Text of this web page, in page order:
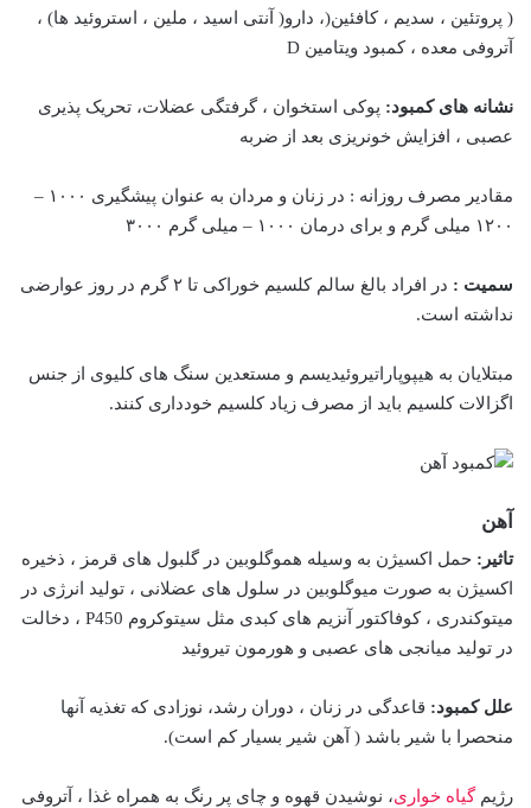
( پروتئین ، سدیم ، کافئین(، دارو( آنتی اسید ، ملین ، استروئید ها) ،
آتروفی معده ، کمبود ویتامین D
نشانه های کمبود: پوکی استخوان ، گرفتگی عضلات، تحریک پذیری
عصبی ، افزایش خونریزی بعد از ضربه
مقادیر مصرف روزانه : در زنان و مردان به عنوان پیشگیری ۱۰۰۰ –
۱۲۰۰ میلی گرم و برای درمان ۱۰۰۰ – میلی گرم ۳۰۰۰
سمیت :
در افراد بالغ سالم کلسیم خوراکی تا ۲ گرم در روز عوارضی
نداشته است.
مبتلایان به هیپوپاراتیروئیدیسم و مستعدین سنگ های کلیوی از جنس
اگزالات کلسیم باید از مصرف زیاد کلسیم خودداری کنند.
آهن
تاثیر: حمل اکسیژن به وسیله هموگلوبین در گلبول های قرمز ، ذخیره
اکسیژن به صورت میوگلوبین در سلول های عضلانی ، تولید انرژی در
میتوکندری ، کوفاکتور آنزیم های کبدی مثل سیتوکروم P450 ، دخالت
در تولید میانجی های عصبی و هورمون تیروئید
علل کمبود: قاعدگی در زنان ، دوران رشد، نوزادی که تغذیه آنها
منحصرا با شیر باشد ( آهن شیر بسیار کم است).
رژیم گیاه خواری، نوشیدن قهوه و چای پر رنگ به همراه غذا ، آتروفی